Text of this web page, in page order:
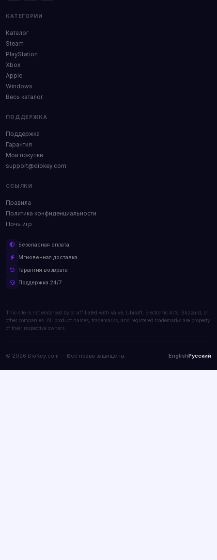
КАТЕГОРИИ
Каталог
Steam
PlayStation
Xbox
Apple
Windows
Весь каталог
ПОДДЕРЖКА
Поддержка
Гарантия
Мои покупки
support@diokey.com
ССЫЛКИ
Правила
Политика конфиденциальности
Ночь игр
Безопасная оплата
Мгновенная доставка
Гарантия возврата
Поддержка 24/7
This site is not endorsed by or affiliated with Valve, Ubisoft, Electronic Arts, Blizzard, or
other companies. All product names, trademarks, and registered trademarks are property
of their respective owners.
© 2026 DioKey.com — Все права защищены. EnglishРусский